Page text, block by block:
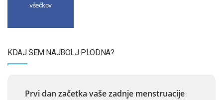
všečkov
KDAJ SEM NAJBOLJ PLODNA?
Prvi dan začetka vaše zadnje menstruacije